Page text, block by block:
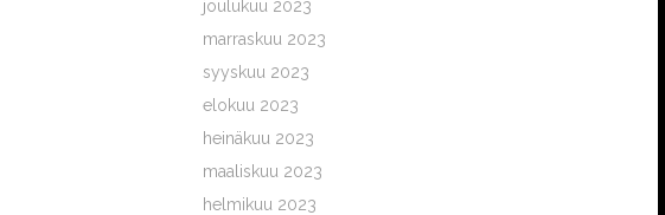
joulukuu 2023
marraskuu 2023
syyskuu 2023
elokuu 2023
heinäkuu 2023
maaliskuu 2023
helmikuu 2023